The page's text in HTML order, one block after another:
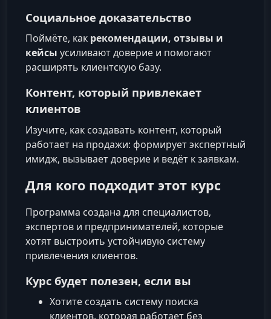
Социальное доказательство
Поймёте, как рекомендации, отзывы и
кейсы усиливают доверие и помогают
расширять клиентскую базу.
Контент, который привлекает
клиентов
Изучите, как создавать контент, который
работает на продажи: формирует экспертный
имидж, вызывает доверие и ведёт к заявкам.
Для кого подходит этот курс
Программа создана для специалистов,
экспертов и предпринимателей, которые
хотят выстроить устойчивую систему
привлечения клиентов.
Курс будет полезен, если вы
Хотите создать систему поиска
клиентов, которая работает без